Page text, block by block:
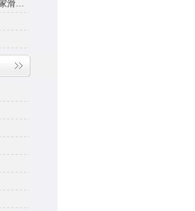
ABC-hcx-100 上海直销厂家滑触线指示灯